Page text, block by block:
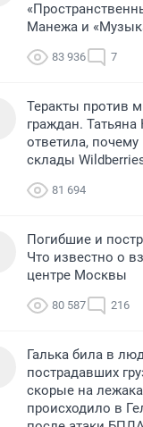
Манежа и
83 936 7
Теракты против
граждан.
ответила, почему
склады
81 694
Погибшие и
Что известно о
центре Москвы
80 587 216
Галька била в
пострадавших
скорые на
происходило в